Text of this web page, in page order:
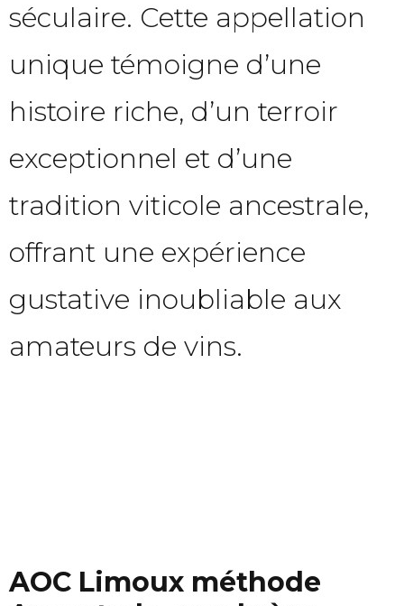
séculaire. Cette appellation
unique témoigne d’une
histoire riche, d’un terroir
exceptionnel et d’une
tradition viticole ancestrale,
offrant une expérience
gustative inoubliable aux
amateurs de vins.
AOC Limoux méthode